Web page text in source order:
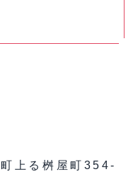
上る桝屋町354-